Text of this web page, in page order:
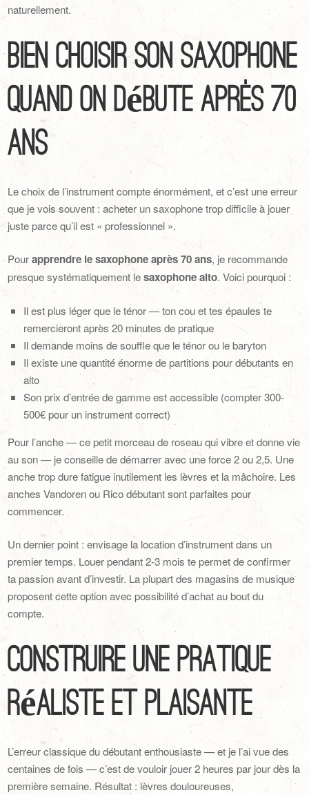
naturellement.
Bien choisir son saxophone
quand on débute après 70
ans
Le choix de l’instrument compte énormément, et c’est une erreur
que je vois souvent : acheter un saxophone trop difficile à jouer
juste parce qu’il est « professionnel ».
Pourapprendre le saxophone après 70 ans, je recommande
presque systématiquement lesaxophone alto. Voici pourquoi :
Il est plus léger que le ténor — ton cou et tes épaules te
remercieront après 20 minutes de pratique
Il demande moins de souffle que le ténor ou le baryton
Il existe une quantité énorme de partitions pour débutants en
alto
Son prix d’entrée de gamme est accessible (compter 300-
500€ pour un instrument correct)
Pour l’anche — ce petit morceau de roseau qui vibre et donne vie
au son — je conseille de démarrer avec une force 2 ou 2,5. Une
anche trop dure fatigue inutilement les lèvres et la mâchoire. Les
anches Vandoren ou Rico débutant sont parfaites pour
commencer.
Un dernier point : envisage la location d’instrument dans un
premier temps. Louer pendant 2-3 mois te permet de confirmer
ta passion avant d’investir. La plupart des magasins de musique
proposent cette option avec possibilité d’achat au bout du
compte.
Construire une pratique
réaliste et plaisante
L’erreur classique du débutant enthousiaste — et je l’ai vue des
centaines de fois — c’est de vouloir jouer 2 heures par jour dès la
première semaine. Résultat : lèvres douloureuses,